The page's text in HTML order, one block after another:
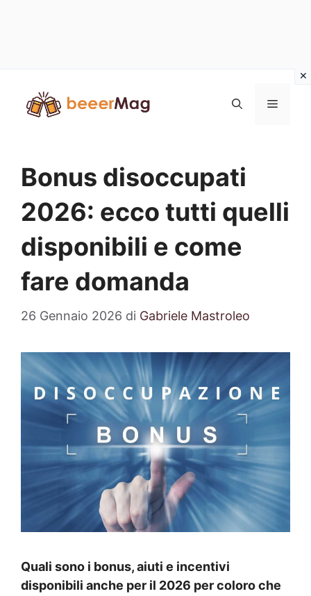
contenuto
Menu
Bonus disoccupati
2026: ecco tutti quelli
disponibili e come
fare domanda
26 Gennaio 2026 di Gabriele Mastroleo
Quali sono i bonus, aiuti e incentivi
disponibili anche per il 2026 per coloro che